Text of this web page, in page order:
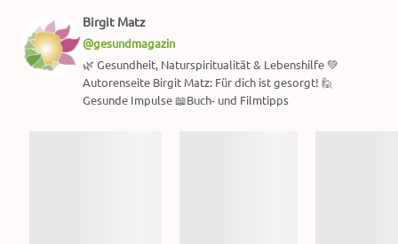
Birgit Matz
@gesundmagazin
🌿 Gesundheit, Naturspiritualität & Lebenshilfe 💚
Autorenseite Birgit Matz: Für dich ist gesorgt! 🙋
Gesunde Impulse 📖Buch- und Filmtipps